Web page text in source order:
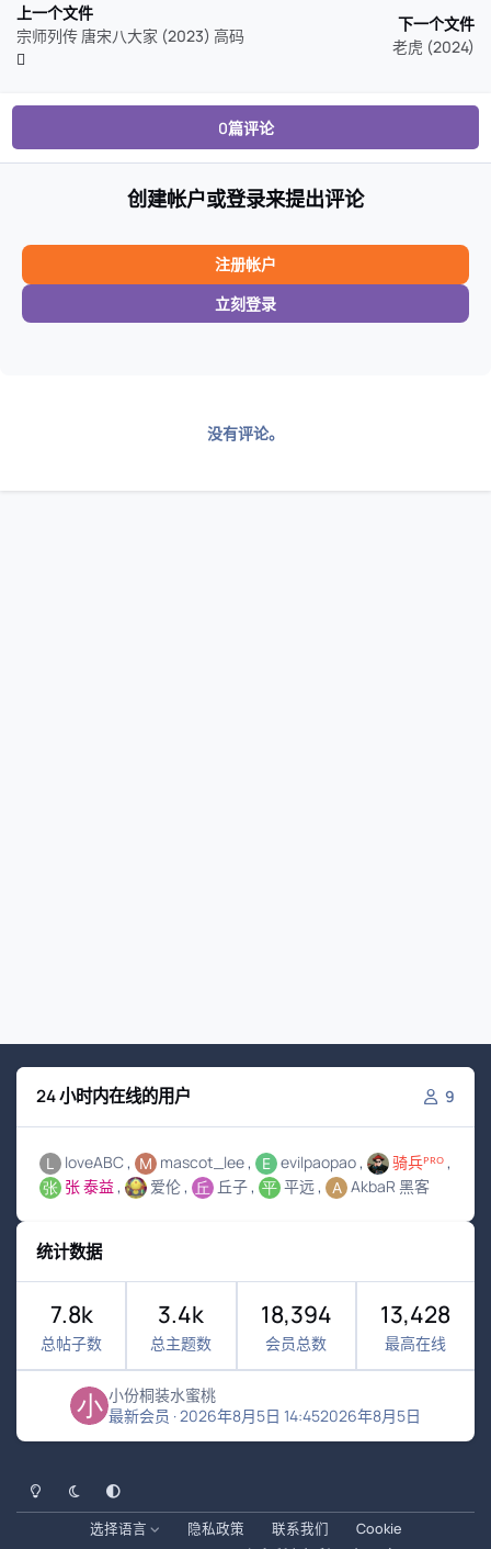
上一个文件
宗师列传 唐宋八大家 (2023) 高码
下一个文件
老虎 (2024)
0篇评论
创建帐户或登录来提出评论
注册帐户
立刻登录
没有评论。
24 小时内在线的用户 9
loveABC mascot_lee evilpaopao
骑兵ᴾᴿᴼ
张 泰益
爱伦 丘子 平远 AkbaR 黑客
统计数据
7.8k
总帖子数
3.4k
总主题数
18,394
会员总数
13,428
最高在线
小份桐装水蜜桃
最新会员 ·2026年8月5日 14:452026年8月5日
浅色模式黑暗模式系统偏好
选择语言 隐私政策 联系我们
Cookie